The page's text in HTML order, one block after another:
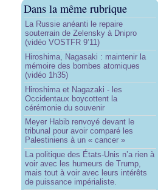
Dans la même rubrique
La Russie anéanti le repaire
souterrain de Zelensky à Dnipro
(vidéo VOSTFR 9’11)
Hiroshima, Nagasaki : maintenir la
mémoire des bombes atomiques
(vidéo 1h35)
Hiroshima et Nagazaki - les
Occidentaux boycottent la
cérémonie du souvenir
Meyer Habib renvoyé devant le
tribunal pour avoir comparé les
Palestiniens à un « cancer »
La politique des États-Unis n’a rien à
voir avec les humeurs de Trump,
mais tout à voir avec leurs intérêts
de puissance impérialiste.